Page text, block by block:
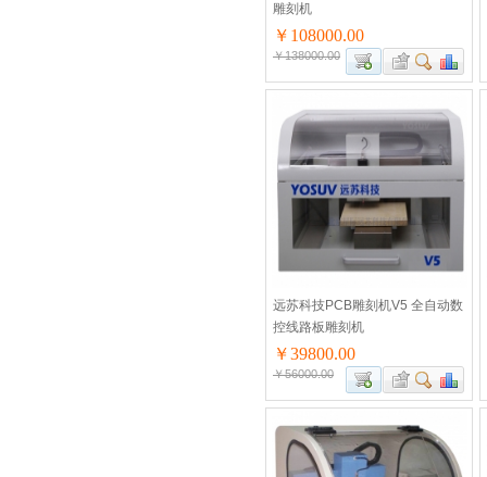
雕刻机
￥108000.00
￥138000.00
远苏科技PCB雕刻机V5 全自动数
控线路板雕刻机
￥39800.00
￥56000.00